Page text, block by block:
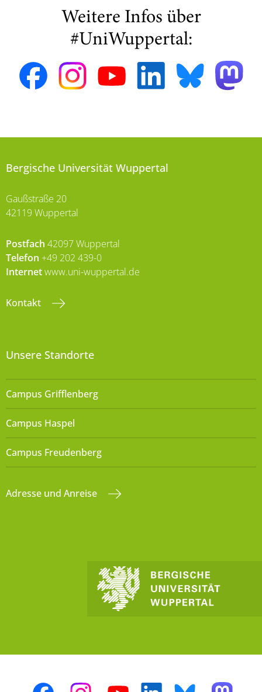
Weitere Infos über
#UniWuppertal:
Bergische Universität Wuppertal
Gaußstraße 20
42119 Wuppertal
Postfach 42097 Wuppertal
Telefon +49 202 439-0
Internetwww.uni-wuppertal.de
Kontakt
Unsere Standorte
Campus Grifflenberg
Campus Haspel
Campus Freudenberg
Adresse und Anreise